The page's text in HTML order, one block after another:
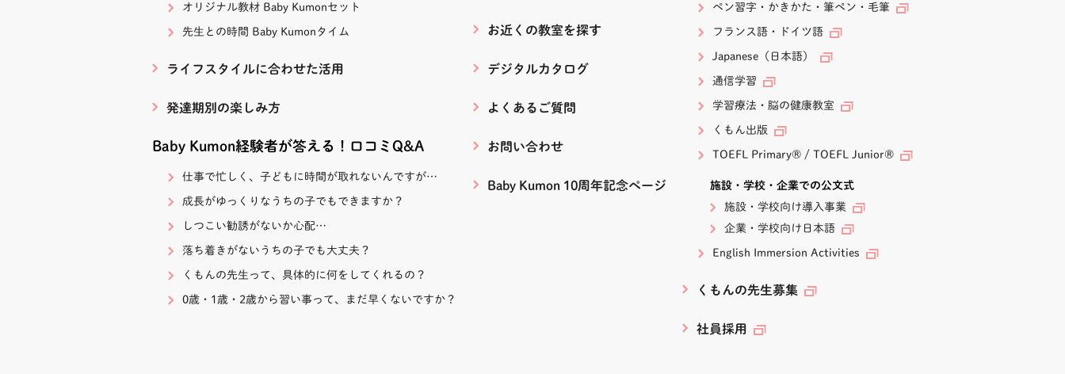
オリジナル教材 Baby Kumonセット
先生との時間 Baby Kumonタイム
ライフスタイルに合わせた活用
発達期別の楽しみ方
Baby Kumon経験者が答える！口コミQ&A
仕事で忙しく、子どもに時間が取れないんですが…
成長がゆっくりなうちの子でもできますか？
しつこい勧誘がないか心配…
落ち着きがないうちの子でも大丈夫？
くもんの先生って、具体的に何をしてくれるの？
0歳・1歳・2歳から習い事って、まだ早くないですか？
お近くの教室を探す
デジタルカタログ
よくあるご質問
お問い合わせ
Baby Kumon 10周年記念ページ
ペン習字・かきかた・筆ペン・毛筆
フランス語・ドイツ語
Japanese（日本語）
通信学習
学習療法・脳の健康教室
くもん出版
TOEFL Primary®/TOEFL Junior®
施設・学校・企業での公文式
施設・学校向け導入事業
企業・学校向け日本語
English Immersion Activities
くもんの先生募集
社員採用